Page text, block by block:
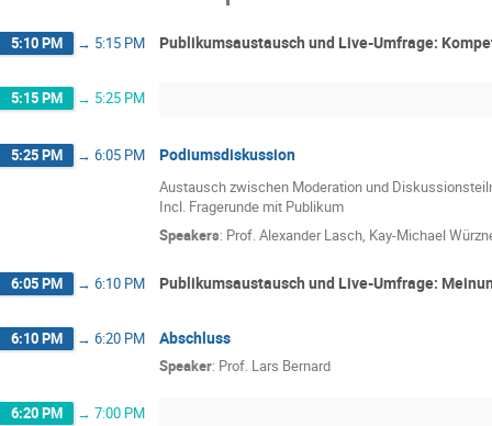
5:10 PM → 5:15 PM Publikumsaustausch und Live-Umfrage:
5:15 PM → 5:25 PM
5:25 PM → 6:05 PM Podiumsdiskussion
Austausch zwischen Moderation und
Incl. Fragerunde mit Publikum
Speakers: Prof.Alexander Lasch, Kay-Michael
6:05 PM → 6:10 PM Publikumsaustausch und Live-Umfrage:
6:10 PM → 6:20 PM Abschluss
Speaker: Prof. Lars Bernard
6:20 PM → 7:00 PM